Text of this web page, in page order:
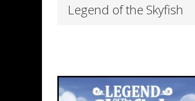
Legend of the Skyfish